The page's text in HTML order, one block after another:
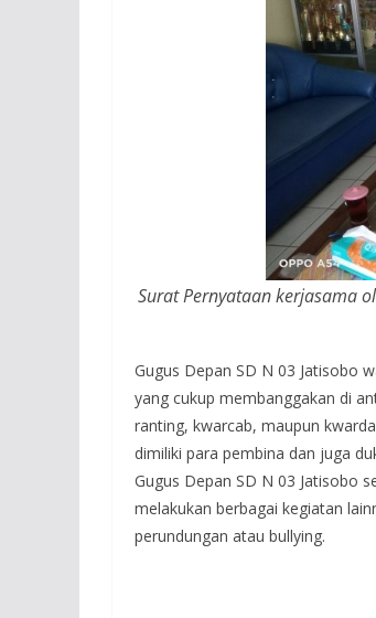
Surat Pernyataan kerjasama
Gugus Depan SD N 03 Jatisobo
yang cukup membanggakan di
ranting, kwarcab, maupun
dimiliki para pembina dan juga
Gugus Depan SD N 03 Jatisobo
melakukan berbagai kegiatan
perundungan atau bullying.